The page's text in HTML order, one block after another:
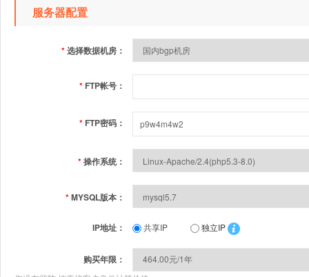
服务器配置
*选择数据机房：
* FTP帐号：
* FTP密码：
*操作系统：
*MYSQL版本：
IP地址： 共享IP 独立IP
购买年限：